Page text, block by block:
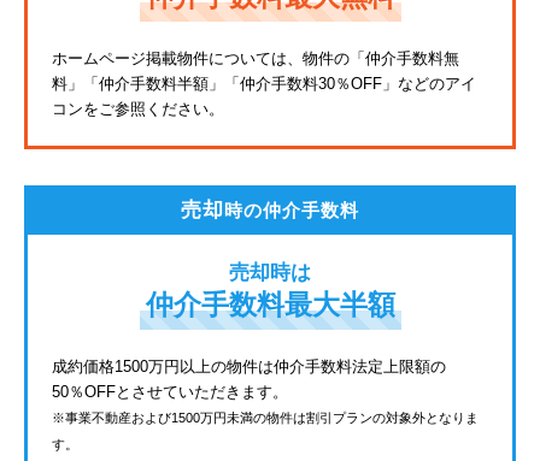
東武東上線
JR鶴見線
京成金町線
ホームページ掲載物件については、物件の「仲介手数料無
料」
「仲介手数料半額」「仲介手数料30％OFF」などのアイ
コンをご参照ください。
売却時の仲介手数料
売却時は
仲介手数料最大半額
成約価格1500万円以上の物件は仲介手数料法定上限額の
50％OFFとさせていただきます。
※事業不動産および1500万円未満の物件は割引プランの対象外となりま
す。